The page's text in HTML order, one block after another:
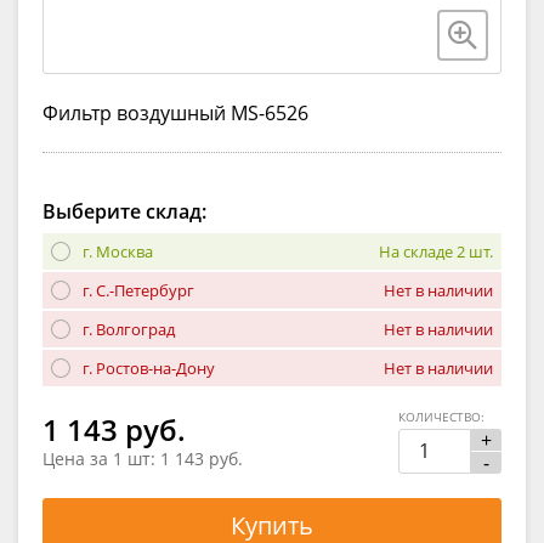
Фильтр воздушный MS-6526
Выберите склад:
г. Москва
На складе 2 шт.
г. С.-Петербург
Нет в наличии
г. Волгоград
Нет в наличии
г. Ростов-на-Дону
Нет в наличии
1 143 руб.
Цена за 1 шт: 1 143 руб.
+
-
КОЛИЧЕСТВО:
Купить